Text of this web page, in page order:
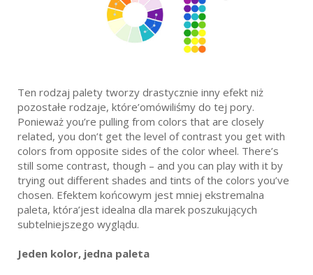
Ten rodzaj palety tworzy drastycznie inny efekt niż
pozostałe rodzaje, które’omówiliśmy do tej pory.
Ponieważ you’re pulling from colors that are closely
related, you don’t get the level of contrast you get with
colors from opposite sides of the color wheel. There’s
still some contrast, though – and you can play with it by
trying out different shades and tints of the colors you’ve
chosen. Efektem końcowym jest mniej ekstremalna
paleta, która’jest idealna dla marek poszukujących
subtelniejszego wyglądu.
Jeden kolor, jedna paleta